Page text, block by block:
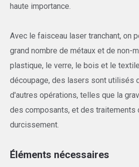
haute importance.
Avec le faisceau laser tranchant, on
grand nombre de métaux et de non-
plastique, le verre, le bois et le
découpage, des lasers sont utilisés
d'autres opérations, telles que la
des composants, et des traitements
durcissement.
Éléments nécessaires